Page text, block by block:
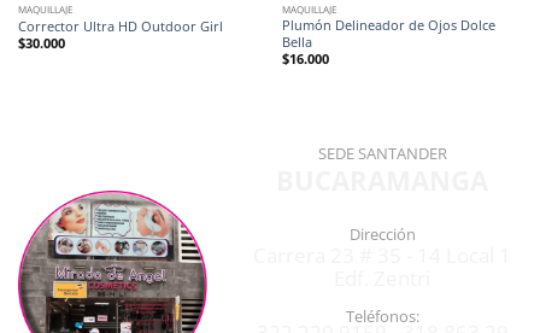
MAQUILLAJE
Corrector Ultra HD Outdoor Girl
$30.000
MAQUILLAJE
Plumón Delineador de Ojos Dolce
Bella
$16.000
SEDE SANTANDER
Dirección
Teléfonos: